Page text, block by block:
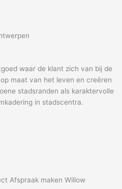
waar de klant zich van bij de
maat van het leven en creëren
stadsranden als karaktervolle
in stadscentra.
Afspraak maken Willow